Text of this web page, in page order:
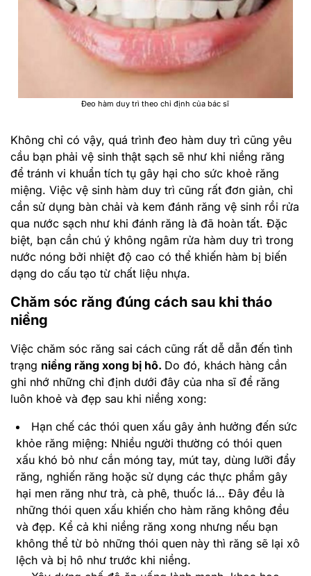
Đeo hàm duy trì theo chỉ định của bác sĩ
Không chỉ có vậy, quá trình đeo hàm duy trì cũng yêu
cầu bạn phải vệ sinh thật sạch sẽ như khi niềng răng
để tránh vi khuẩn tích tụ gây hại cho sức khoẻ răng
miệng. Việc vệ sinh hàm duy trì cũng rất đơn giản, chỉ
cần sử dụng bàn chải và kem đánh răng vệ sinh rồi rửa
qua nước sạch như khi đánh răng là đã hoàn tất. Đặc
biệt, bạn cần chú ý không ngâm rửa hàm duy trì trong
nước nóng bởi nhiệt độ cao có thể khiến hàm bị biến
dạng do cấu tạo từ chất liệu nhựa.
Chăm sóc răng đúng cách sau khi tháo
niềng
Việc chăm sóc răng sai cách cũng rất dễ dẫn đến tình
trạng niềng răng xong bị hô. Do đó, khách hàng cần
ghi nhớ những chỉ định dưới đây của nha sĩ để răng
luôn khoẻ và đẹp sau khi niềng xong:
Hạn chế các thói quen xấu gây ảnh hưởng đến sức
khỏe răng miệng: Nhiều người thường có thói quen
xấu khó bỏ như cắn móng tay, mút tay, dùng lưỡi đẩy
răng, nghiến răng hoặc sử dụng các thực phẩm gây
hại men răng như trà, cà phê, thuốc lá… Đây đều là
những thói quen xấu khiến cho hàm răng không đều
và đẹp. Kể cả khi niềng răng xong nhưng nếu bạn
không thể từ bỏ những thói quen này thì răng sẽ lại xô
lệch và bị hô như trước khi niềng.